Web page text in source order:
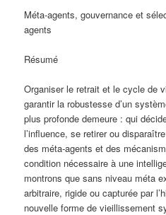
Méta-agents, gouvernance et
agents
Résumé
Organiser le retrait et le cycle de
garantir la robustesse d’un
plus profonde demeure : qui
l’influence, se retirer ou
des méta-agents et des
condition nécessaire à une
montrons que sans niveau méta
arbitraire, rigide ou capturée par
nouvelle forme de vieillissement